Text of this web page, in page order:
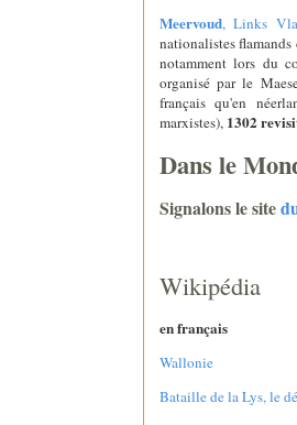
Meervoud, Links
nationalistes
notamment lors du
organisé par le
français qu'en
marxistes), 1302
Dans le
Signalons le site
Wikipédia
en français
Wallonie
Bataille de la Lys, le